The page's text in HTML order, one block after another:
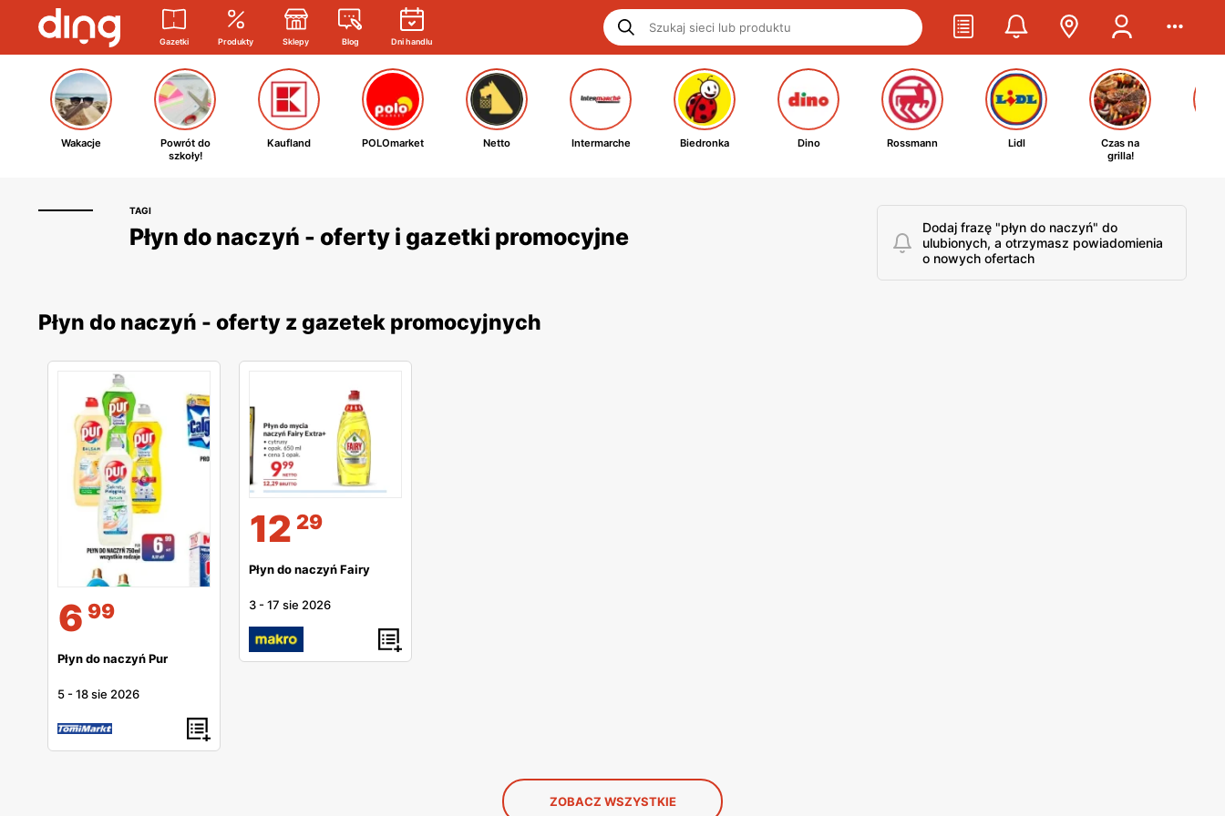
Gazetki Produkty Sklepy Blog Dni handlu
Wakacje
Powrót do
szkoły!
Kaufland POLOmarket Netto Intermarche Biedronka Dino Rossmann Lidl
Czas na
grilla!
TAGI
Płyn do naczyń - oferty i gazetki promocyjne
Dodaj frazę "płyn do naczyń" do
ulubionych, a otrzymasz powiadomienia
o nowych ofertach
Płyn do naczyń - oferty z gazetek promocyjnych
6 99
Płyn do naczyń Pur
5 -18 sie 2026
12 29
Płyn do naczyń Fairy
3 -17 sie 2026
ZOBACZ WSZYSTKIE